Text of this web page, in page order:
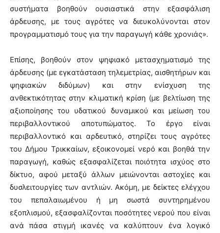
συστήματα βοηθούν ουσιαστικά στην εξασφάλιση
άρδευσης, με τους αγρότες να διευκολύνονται στον
προγραμματισμό τους για την παραγωγή κάθε χρονιάς».
Επίσης, βοηθούν στον ψηφιακό μετασχηματισμό της
άρδευσης (με εγκατάσταση τηλεμετρίας, αισθητήρων και
ψηφιακών διδύμων) και στην ενίσχυση της
ανθεκτικότητας στην κλιματική κρίση (με βελτίωση της
αξιοποίησης του υδατικού δυναμικού και μείωση του
περιβαλλοντικού αποτυπώματος. Το έργο είναι
περιβαλλοντικό και αρδευτικό, στηρίζει τους αγρότες
του Δήμου Τρικκαίων, εξοικονομεί νερό και βοηθά την
παραγωγή, καθώς εξασφαλίζεται ποιότητα ισχύος στο
δίκτυο, αφού μεταξύ άλλων μειώνονται αστοχίες και
δυσλειτουργίες των αντλιών. Ακόμη, με δείκτες ελέγχου
του πεπαλαιωμένου ή µη σωστά συντηρημένου
εξοπλισμού, εξασφαλίζονται ποσότητες νερού που είναι
ανά πάσα στιγμή ικανές να καλύπτουν ένα λογικό